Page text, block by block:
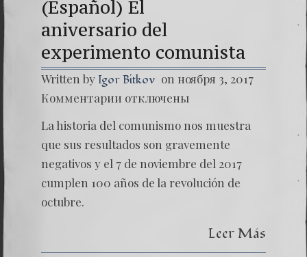
(Español) El
aniversario del
experimento comunista
Written by Igor Bitkov on ноября 3, 2017
Комментарии отключены
La historia del comunismo nos muestra
que sus resultados son gravemente
negativos y el 7 de noviembre del 2017
cumplen 100 años de la revolución de
octubre.
Leer Más